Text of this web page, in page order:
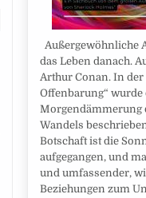
Außergewöhnliche
das Leben danach.
Arthur Conan. In der
Offenbarung“ wurde
Morgendämmerung
Wandels
Botschaft ist die
aufgegangen, und
und umfassender,
Beziehungen zum